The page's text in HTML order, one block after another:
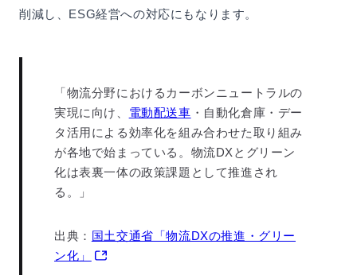
削減し、ESG経営への対応にもなります。
「物流分野におけるカーボンニュートラルの
実現に向け、 電動配送車 ・自動化倉庫・デー
タ活用による効率化を組み合わせた取り組み
が各地で始まっている。物流DXとグリーン
化は表裏一体の政策課題として推進され
る。」
出典： 国土交通省「物流DXの推進・グリー
ン化」